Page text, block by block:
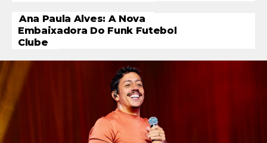
Ana Paula Alves: A Nova
Embaixadora Do Funk Futebol
Clube